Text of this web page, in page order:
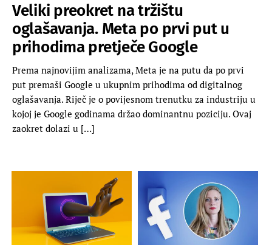
Veliki preokret na tržištu
oglašavanja. Meta po prvi put u
prihodima pretječe Google
Prema najnovijim analizama, Meta je na putu da po prvi
put premaši Google u ukupnim prihodima od digitalnog
oglašavanja. Riječ je o povijesnom trenutku za industriju u
kojoj je Google godinama držao dominantnu poziciju. Ovaj
zaokret dolazi u […]